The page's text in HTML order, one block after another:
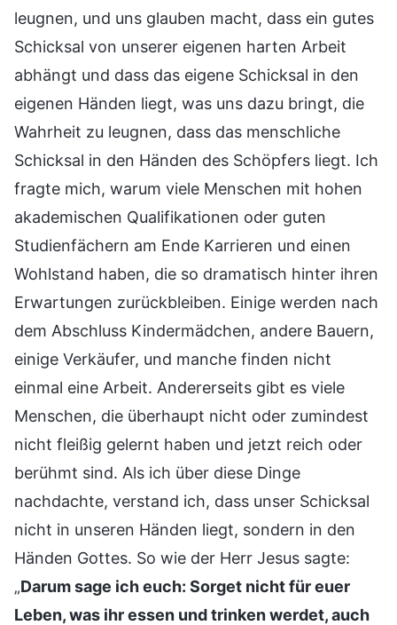
leugnen, und uns glauben macht, dass ein gutes
Schicksal von unserer eigenen harten Arbeit
abhängt und dass das eigene Schicksal in den
eigenen Händen liegt, was uns dazu bringt, die
Wahrheit zu leugnen, dass das menschliche
Schicksal in den Händen des Schöpfers liegt. Ich
fragte mich, warum viele Menschen mit hohen
akademischen Qualifikationen oder guten
Studienfächern am Ende Karrieren und einen
Wohlstand haben, die so dramatisch hinter ihren
Erwartungen zurückbleiben. Einige werden nach
dem Abschluss Kindermädchen, andere Bauern,
einige Verkäufer, und manche finden nicht
einmal eine Arbeit. Andererseits gibt es viele
Menschen, die überhaupt nicht oder zumindest
nicht fleißig gelernt haben und jetzt reich oder
berühmt sind. Als ich über diese Dinge
nachdachte, verstand ich, dass unser Schicksal
nicht in unseren Händen liegt, sondern in den
Händen Gottes. So wie der Herr Jesus sagte:
„Darum sage ich euch: Sorget nicht für euer
Leben, was ihr essen und trinken werdet, auch